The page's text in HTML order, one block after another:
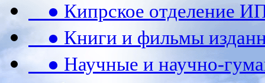
● Кипрское отделение
● Книги и фильмы
● Научные и научно-